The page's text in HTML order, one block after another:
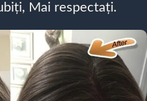
Mai respectați.